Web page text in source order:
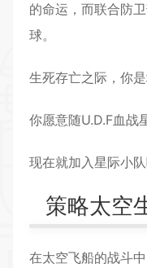
的命运，而联合防
球。
生死存亡之际，你
你愿意随U.D.F血战
现在就加入星际小队
策略太空
在太空飞船的战斗